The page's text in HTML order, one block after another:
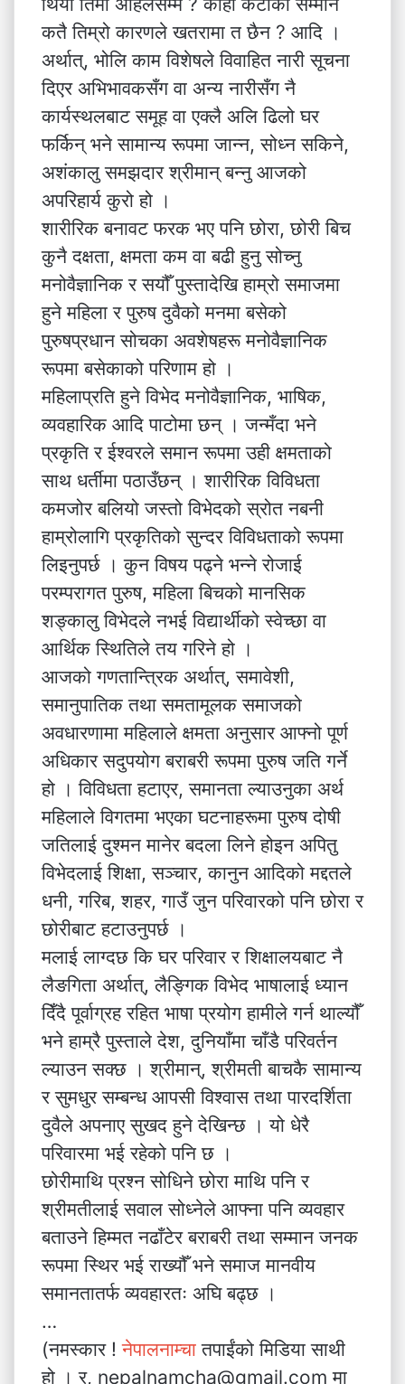
कतै तिम्रो कारणले खतरामा त छैन ? आदि ।
अर्थात्, भोलि काम विशेषले विवाहित नारी सूचना
दिएर अभिभावकसँग वा अन्य नारीसँग नै
कार्यस्थलबाट समूह वा एक्लै अलि ढिलो घर
फर्किन् भने सामान्य रूपमा जान्न, सोध्न सकिने,
अशंकालु समझदार श्रीमान् बन्नु आजको
अपरिहार्य कुरो हो ।
शारीरिक बनावट फरक भए पनि छोरा, छोरी बिच
कुनै दक्षता, क्षमता कम वा बढी हुनु सोच्नु
मनोवैज्ञानिक र सयौँ पुस्तादेखि हाम्रो समाजमा
हुने महिला र पुरुष दुवैको मनमा बसेको
पुरुषप्रधान सोचका अवशेषहरू मनोवैज्ञानिक
रूपमा बसेकाको परिणाम हो ।
महिलाप्रति हुने विभेद मनोवैज्ञानिक, भाषिक,
व्यवहारिक आदि पाटोमा छन् । जन्मँदा भने
प्रकृति र ईश्वरले समान रूपमा उही क्षमताको
साथ धर्तीमा पठाउँछन् । शारीरिक विविधता
कमजोर बलियो जस्तो विभेदको स्रोत नबनी
हाम्रोलागि प्रकृतिको सुन्दर विविधताको रूपमा
लिइनुपर्छ । कुन विषय पढ्ने भन्ने रोजाई
परम्परागत पुरुष, महिला बिचको मानसिक
शङ्कालु विभेदले नभई विद्यार्थीको स्वेच्छा वा
आर्थिक स्थितिले तय गरिने हो ।
आजको गणतान्त्रिक अर्थात्, समावेशी,
समानुपातिक तथा समतामूलक समाजको
अवधारणामा महिलाले क्षमता अनुसार आफ्नो पूर्ण
अधिकार सदुपयोग बराबरी रूपमा पुरुष जति गर्ने
हो । विविधता हटाएर, समानता ल्याउनुका अर्थ
महिलाले विगतमा भएका घटनाहरूमा पुरुष दोषी
जतिलाई दुश्मन मानेर बदला लिने होइन अपितु
विभेदलाई शिक्षा, सञ्चार, कानुन आदिको मद्दतले
धनी, गरिब, शहर, गाउँ जुन परिवारको पनि छोरा र
छोरीबाट हटाउनुपर्छ ।
मलाई लाग्दछ कि घर परिवार र शिक्षालयबाट नै
लैङगिता अर्थात्, लैङ्गिक विभेद भाषालाई ध्यान
दिँदै पूर्वाग्रह रहित भाषा प्रयोग हामीले गर्न थाल्यौँ
भने हाम्रै पुस्ताले देश, दुनियाँमा चाँडै परिवर्तन
ल्याउन सक्छ । श्रीमान्, श्रीमती बाचकै सामान्य
र सुमधुर सम्बन्ध आपसी विश्वास तथा पारदर्शिता
दुवैले अपनाए सुखद हुने देखिन्छ । यो धेरै
परिवारमा भई रहेको पनि छ ।
छोरीमाथि प्रश्न सोधिने छोरा माथि पनि र
श्रीमतीलाई सवाल सोध्नेले आफ्ना पनि व्यवहार
बताउने हिम्मत नढाँटेर बराबरी तथा सम्मान जनक
रूपमा स्थिर भई राख्यौँ भने समाज मानवीय
समानतातर्फ व्यवहारतः अघि बढ्छ ।
…
(नमस्कार !नेपालनाम्चातपाईंको मिडिया साथी
हो । र, nepalnamcha@gmail.com मा